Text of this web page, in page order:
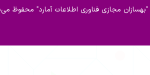
مجازی فناوری اطلاعات آمارد" محفوظ